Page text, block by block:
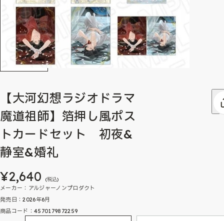
【大河幻想ラジオドラマ
魔道祖師】箔押し風ポス
トカードセット 初夜&
静室&婚礼
¥2,640 (税込)
メーカー：アルジャーノンプロダクト
発売日：2026年6月
商品コード：4570179872259